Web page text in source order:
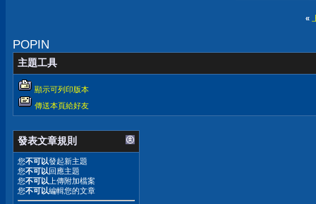
«
POPIN
主題工具
顯示可列印版本
傳送本頁給好友
發表文章規則
您不可以發起新主題
您不可以回應主題
您不可以 上傳附加檔案
您不可以編輯您的文章